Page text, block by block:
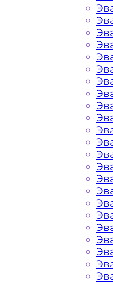
Расчет
каждом
готова
автомобилистов.
На
Габариты, вес
Заказанный
платформой
Маршрут от
Подольского
Затрудняющие
передач (АКПП)
Сложная